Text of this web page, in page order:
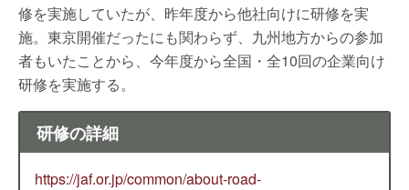
修を実施していたが、昨年度から他社向けに研修を実
施。東京開催だったにも関わらず、九州地方からの参加
者もいたことから、今年度から全国・全10回の企業向け
研修を実施する。
研修の詳細
https://jaf.or.jp/common/about-road-